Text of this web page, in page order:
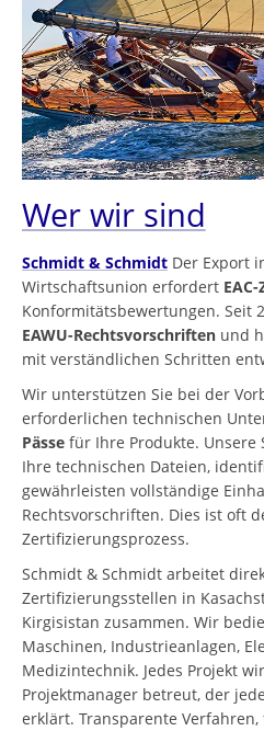
Wer wir sind
Schmidt & Schmidt Der Export
Wirtschaftsunion erfordert
Konformitätsbewertungen. Seit
EAWU-Rechtsvorschriften und
mit verständlichen Schritten
Wir unterstützen Sie bei der
erforderlichen technischen
Pässe für Ihre Produkte.
Ihre technischen Dateien,
gewährleisten vollständige
Rechtsvorschriften. Dies ist oft
Zertifizierungsprozess.
Schmidt & Schmidt arbeitet
Zertifizierungsstellen in
Kirgisistan zusammen. Wir
Maschinen, Industrieanlagen,
Medizintechnik. Jedes Projekt
Projektmanager betreut, der
erklärt. Transparente Verfahren,